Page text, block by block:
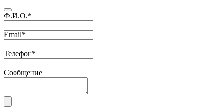
Ф.И.О.*
Email*
Телефон*
Сообщение